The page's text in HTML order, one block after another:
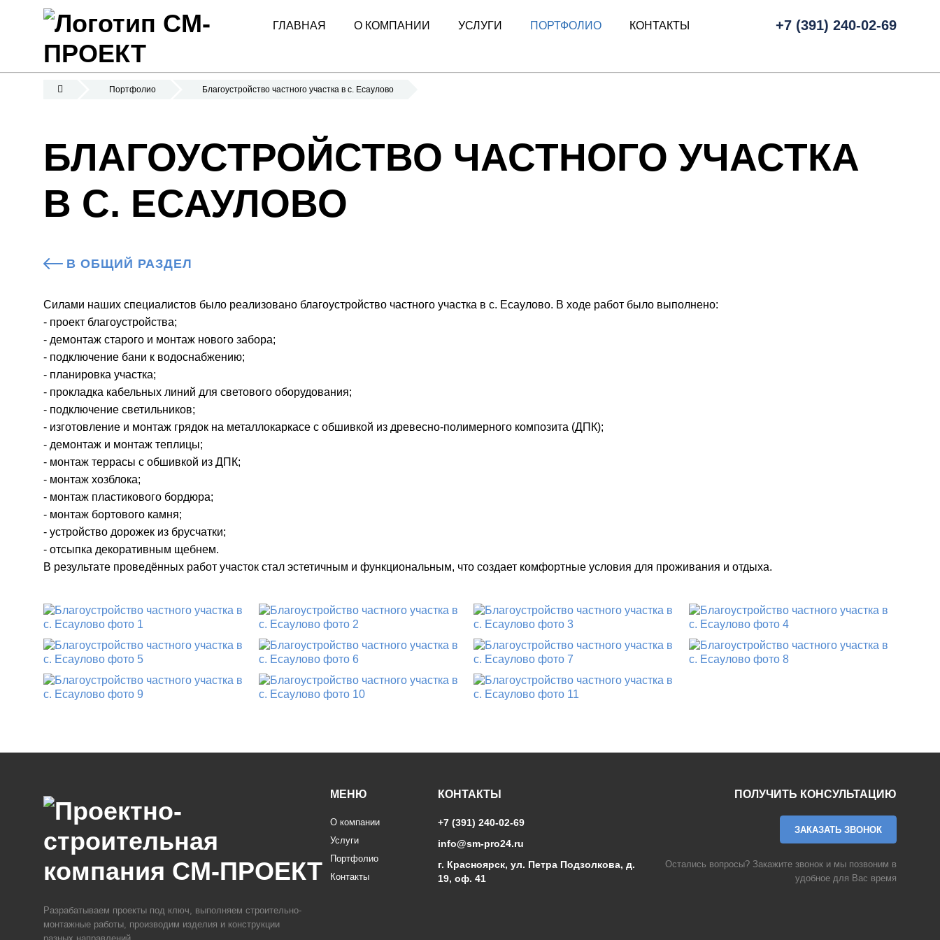
ГЛАВНАЯ О КОМПАНИИ УСЛУГИ ПОРТФОЛИО КОНТАКТЫ +7 (391) 240-02-69
Портфолио Благоустройство частного участка в с. Есаулово
БЛАГОУСТРОЙСТВО ЧАСТНОГО УЧАСТКА
В С. ЕСАУЛОВО
В ОБЩИЙ РАЗДЕЛ
Силами наших специалистов было реализовано благоустройство частного участка в с. Есаулово. В ходе работ было выполнено:
- проект благоустройства;
- демонтаж старого и монтаж нового забора;
- подключение бани к водоснабжению;
- планировка участка;
- прокладка кабельных линий для светового оборудования;
- подключение светильников;
- изготовление и монтаж грядок на металлокаркасе с обшивкой из древесно-полимерного композита (ДПК);
- демонтаж и монтаж теплицы;
- монтаж террасы с обшивкой из ДПК;
- монтаж хозблока;
- монтаж пластикового бордюра;
- монтаж бортового камня;
- устройство дорожек из брусчатки;
- отсыпка декоративным щебнем.
В результате проведённых работ участок стал эстетичным и функциональным, что создает комфортные условия для проживания и отдыха.
Разрабатываем проекты под ключ, выполняем строительно-
монтажные работы, производим изделия и конструкции
МЕНЮ
О компании
Услуги
Портфолио
Контакты
КОНТАКТЫ
+7 (391) 240-02-69
info@sm-pro24.ru
г. Красноярск, ул. Петра Подзолкова, д.
19, оф. 41
ПОЛУЧИТЬ КОНСУЛЬТАЦИЮ
ЗАКАЗАТЬ ЗВОНОК
Остались вопросы? Закажите звонок и мы позвоним в
удобное для Вас время